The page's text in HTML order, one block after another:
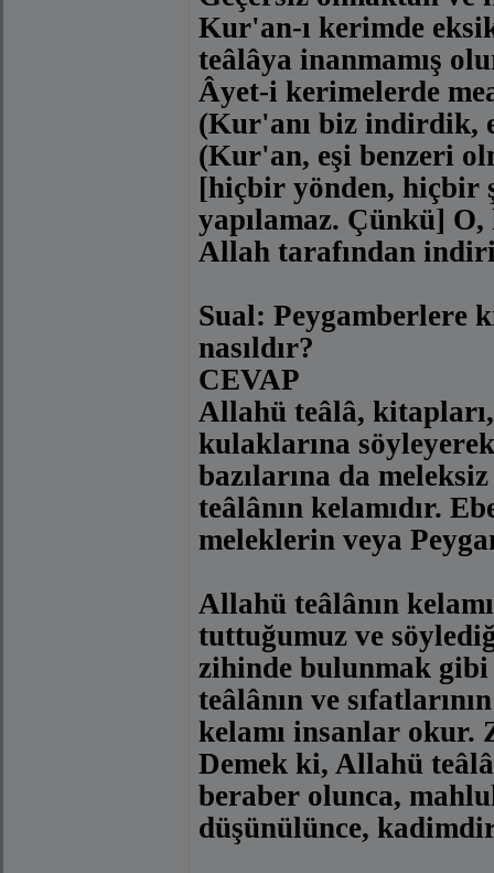
Kur'an-ı kerimde
teâlâya inanmamış
Âyet-i kerimelerde
(Kur'anı biz indirdik,
(Kur'an, eşi benzeri
[hiçbir yönden, hiçbir
yapılamaz. Çünkü]
Allah tarafından
Sual: Peygamberlere
nasıldır?
CEVAP
Allahü teâlâ,
kulaklarına
bazılarına da
teâlânın kelamıdır.
meleklerin veya
Allahü teâlânın
tuttuğumuz ve
zihinde bulunmak
teâlânın ve
kelamı insanlar okur.
Demek ki, Allahü
beraber olunca,
düşünülünce,